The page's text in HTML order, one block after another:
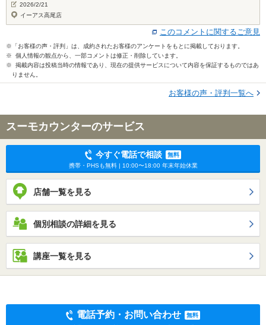
アドバイスを頂けてとても前向きに進めることができた。
2026/2/21
イーアス高尾店
このコメントに関するご意見
※「お客様の声・評判」は、成約されたお客様のアンケートをもとに掲載しております。
※ 個人情報の観点から、一部コメントは修正・削除しています。
※ 掲載内容は投稿当時の情報であり、現在の提供サービスについて内容を保証するものではあ
りません。
お客様の声・評判一覧へ
スーモカウンターのサービス
今すぐ電話で相談
無料
携帯・PHSも無料 | 10:00〜18:00 年末年始休業
店舗一覧を見る
個別相談の詳細を見る
講座一覧を見る
電話予約・お問い合わせ
無料